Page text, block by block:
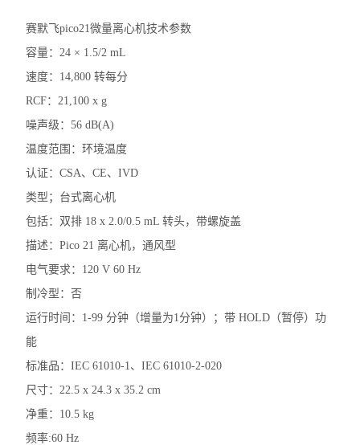
水分测定仪
磁力搅拌器
电阻仪
二氧化碳培养箱
浓缩仪
分光光度计
分度计
低温冰箱
程序降温仪
酸度计PH计
赛默飞pico21微量离心机技术参数
容量：24 × 1.5/2 mL
速度：14,800 转每分
RCF：21,100 x g
噪声级：56 dB(A)
温度范围：环境温度
认证：CSA、CE、IVD
类型；台式离心机
包括：双排 18 x 2.0/0.5 mL 转头，带螺旋盖
描述：Pico 21 离心机，通风型
电气要求：120 V 60 Hz
制冷型：否
运行时间：1-99 分钟（增量为1分钟）；带 HOLD（暂停）功
能
标准品：IEC 61010-1、IEC 61010-2-020
尺寸：22.5 x 24.3 x 35.2 cm
净重：10.5 kg
频率:60 Hz